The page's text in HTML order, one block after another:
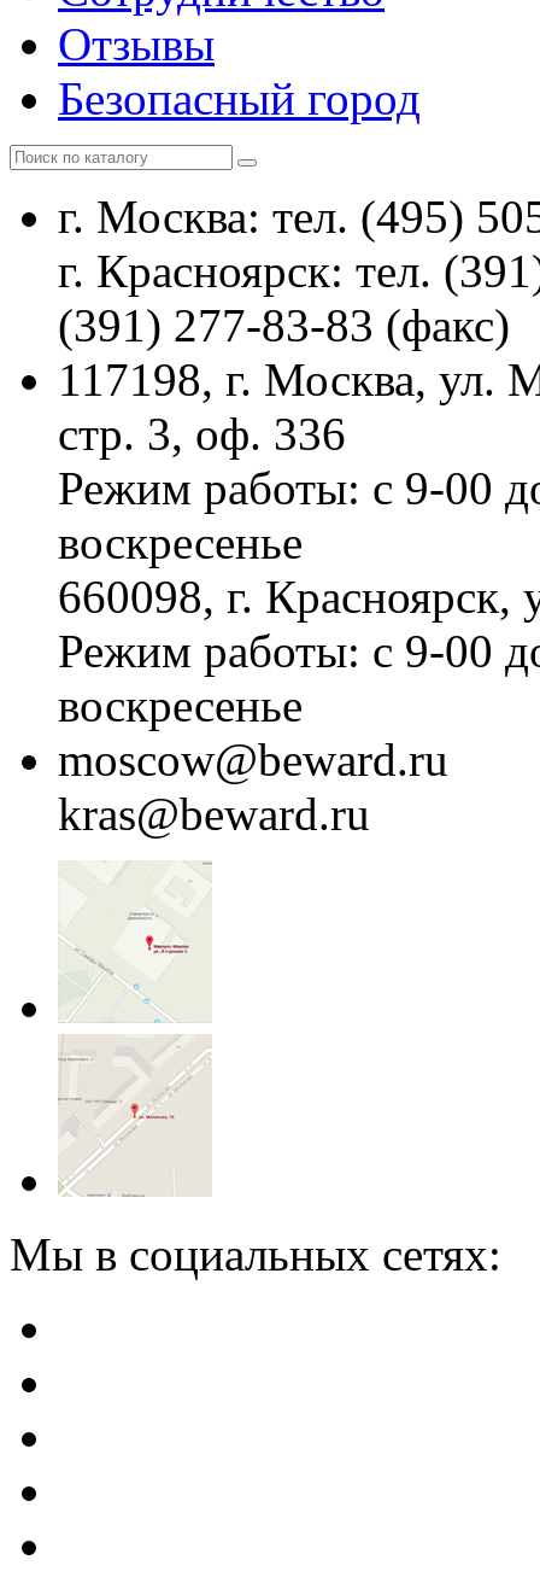
Отзывы
Безопасный город
г. Москва: тел. (495)
г. Красноярск: тел.
(391) 277-83-83 (факс)
117198, г. Москва, ул.
стр. 3, оф. 336
Режим работы: с 9-00
воскресенье
660098, г.
Режим работы: с 9-00
воскресенье
moscow@beward.ru
kras@beward.ru
Мы в социальных сетях: